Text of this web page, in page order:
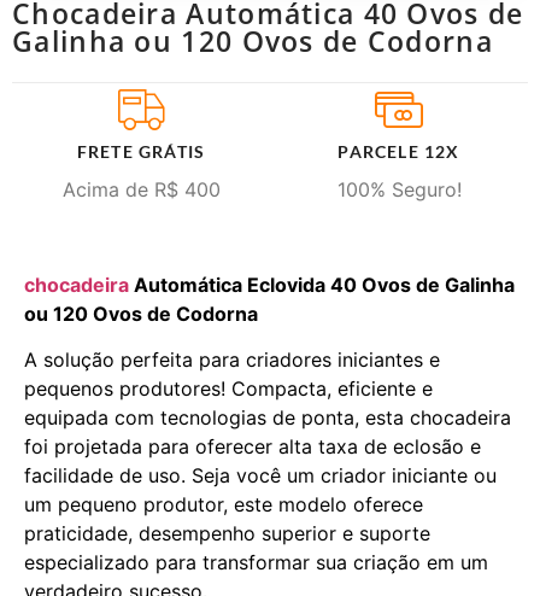
Chocadeira Automática 40 Ovos de
Galinha ou 120 Ovos de Codorna
FRETE GRÁTIS
Acima de R$ 400
PARCELE 12X
100% Seguro!
chocadeira Automática Eclovida 40 Ovos de Galinha
ou 120 Ovos de Codorna
A solução perfeita para criadores iniciantes e
pequenos produtores! Compacta, eficiente e
equipada com tecnologias de ponta, esta chocadeira
foi projetada para oferecer alta taxa de eclosão e
facilidade de uso. Seja você um criador iniciante ou
um pequeno produtor, este modelo oferece
praticidade, desempenho superior e suporte
especializado para transformar sua criação em um
verdadeiro sucesso.